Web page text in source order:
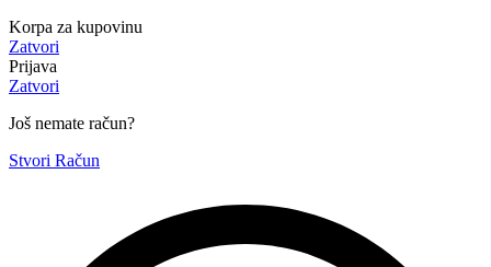
Korpa za kupovinu
Zatvori
Prijava
Zatvori
Još nemate račun?
Stvori Račun